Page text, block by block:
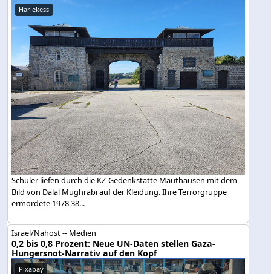
Harlekess
Schüler liefen durch die KZ-Gedenkstätte Mauthausen mit dem
Bild von Dalal Mughrabi auf der Kleidung. Ihre Terrorgruppe
ermordete 1978 38...
Israel/Nahost -- Medien
0,2 bis 0,8 Prozent: Neue UN-Daten stellen Gaza-
Hungersnot-Narrativ auf den Kopf
Pixabay